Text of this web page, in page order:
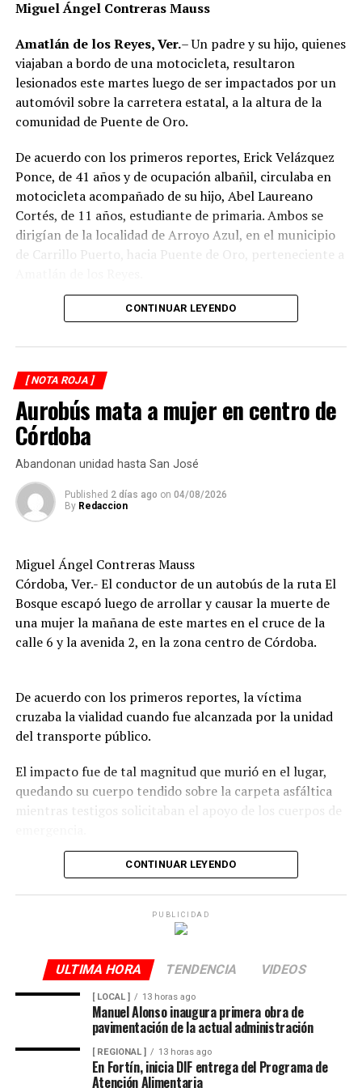
algún otro factor, por lo que serán las investigaciones
correspondientes las que determinen el origen del
siniestro.
Miguel Ángel Contreras Mauss
Amatlán de los Reyes, Ver.– Un padre y su hijo, quienes
viajaban a bordo de una motocicleta, resultaron
lesionados este martes luego de ser impactados por un
automóvil sobre la carretera estatal, a la altura de la
comunidad de Puente de Oro.
De acuerdo con los primeros reportes, Erick Velázquez
Ponce, de 41 años y de ocupación albañil, circulaba en
motocicleta acompañado de su hijo, Abel Laureano
Cortés, de 11 años, estudiante de primaria. Ambos se
dirigían de la localidad de Arroyo Azul, en el municipio
de Carrillo Puerto, hacia Puente de Oro, perteneciente a
El accidente ocurrió cuando, presuntamente, un
impactó por alcance, provocando que ambos cayeran
sobre la carpeta asfáltica.
Testigos solicitaron el apoyo de los cuerpos de
emergencia, quienes brindaron atención prehospitalaria
a los lesionados y los trasladaron a un hospital para su
valoración médica.
De acuerdo con versiones recabadas en el lugar, el
conductor del automóvil permaneció en el sitio tras el
diligencias correspondientes para determinar las causas
del accidente y el deslinde de responsabilidades.
CONTINUAR LEYENDO
[ NOTA ROJA ]
Aurobús mata a mujer en centro de
Córdoba
Abandonan unidad hasta San José
Published 2 días ago on 04/08/2026
By Redaccion
Miguel Ángel Contreras Mauss
Córdoba, Ver.- El conductor de un autobús de la ruta El
Bosque escapó luego de arrollar y causar la muerte de
una mujer la mañana de este martes en el cruce de la
calle 6 y la avenida 2, en la zona centro de Córdoba.
De acuerdo con los primeros reportes, la víctima
cruzaba la vialidad cuando fue alcanzada por la unidad
del transporte público.
El impacto fue de tal magnitud que murió en el lugar,
quedando su cuerpo tendido sobre la carpeta asfáltica
mientras testigos solicitaban el apoyo de los cuerpos de
movilizó a corporaciones de seguridad para tratar de
Minutos después, el autobús fue encontrado
abandonado en el cruce de la calle 26 y la avenida 9, en
la colonia San José, donde quedó bajo resguardo de las
autoridades como parte de las investigaciones.
CONTINUAR LEYENDO
PUBLICIDAD
ULTIMA HORA TENDENCIA VIDEOS
[ LOCAL ] 13 horas ago
Manuel Alonso inaugura primera obra de
pavimentación de la actual administración
[ REGIONAL ] 13 horas ago
En Fortín, inicia DIF entrega del Programa de
Atención Alimentaria